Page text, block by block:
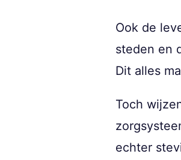
Ook de
steden en
Dit alles
Toch
echter